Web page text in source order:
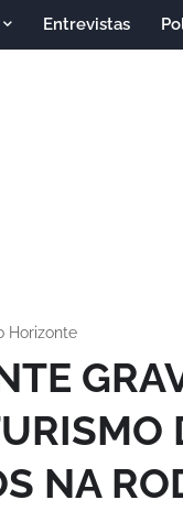
Entrevistas
Horizonte
NA